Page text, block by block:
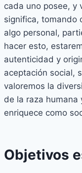
cada uno posee, y
significa, tomando
algo personal,
hacer esto,
autenticidad y
aceptación social,
valoremos la
de la raza humana
enriquece como
Objetivos